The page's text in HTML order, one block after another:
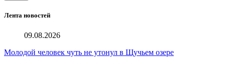
Лента новостей
09.08.2026
Молодой человек чуть не утонул в Щучьем озере